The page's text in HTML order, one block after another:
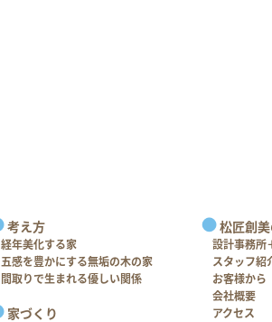
考え方
経年美化する家
五感を豊かにする無垢の木の家
間取りで生まれる優しい関係
家づくり
松匠創
設計事務所
スタッフ紹
お客様から
会社概要
アクセス